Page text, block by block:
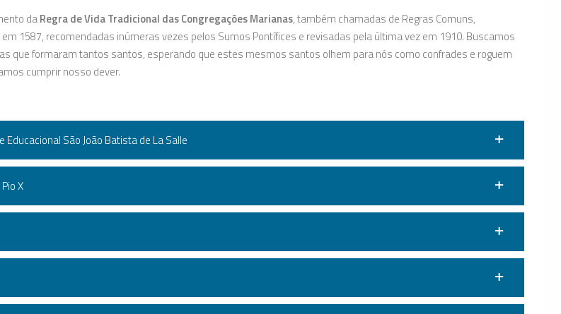
daRegra de Vida Tradicional das Congregações Marianas, também chamadas de Regras Comuns,
1587, recomendadas inúmeras vezes pelos Sumos Pontífices e revisadas pela última vez em 1910. Buscamos
que formaram tantos santos, esperando que estes mesmos santos olhem para nós como confrades e roguem
cumprir nosso dever.
Educacional São João Batista de La Salle
X